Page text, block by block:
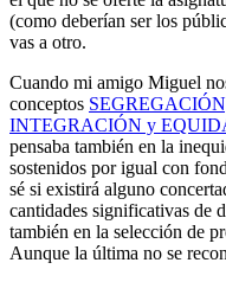
(como deberían ser los
vas a otro.
Cuando mi amigo Miguel
conceptos
INTEGRACIÓN y
pensaba también en la
sostenidos por igual con
sé si existirá alguno
cantidades significativas de
también en la selección de
Aunque la última no se